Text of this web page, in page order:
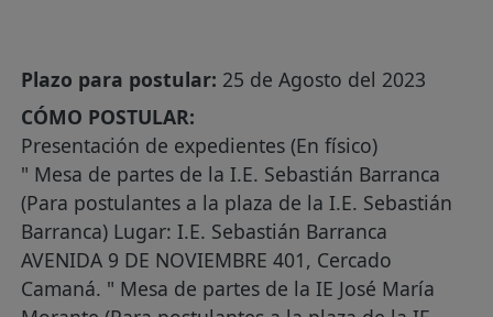
Plazo para postular: 25 de Agosto del 2023
CÓMO POSTULAR:
Presentación de expedientes (En físico)
" Mesa de partes de la I.E. Sebastián Barranca
(Para postulantes a la plaza de la I.E. Sebastián
Barranca) Lugar: I.E. Sebastián Barranca
AVENIDA 9 DE NOVIEMBRE 401, Cercado
Camaná. " Mesa de partes de la IE José María